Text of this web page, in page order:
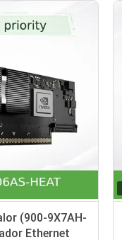
(900-9X7AH-
Ethernet